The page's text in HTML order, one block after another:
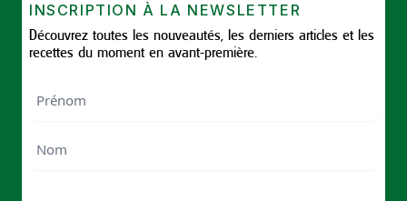
INSCRIPTION À LA NEWSLETTER
Découvrez toutes les nouveautés, les derniers articles et les
recettes du moment en avant-première.